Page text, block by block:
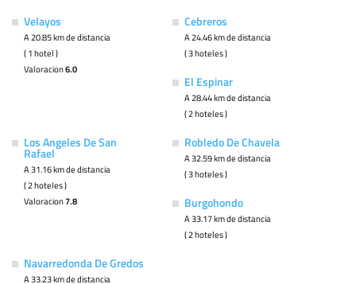
Velayos
A 20.85 km de distancia
( 1 hotel )
Valoracion6.0
Cebreros
A 24.46 km de distancia
( 3 hoteles )
El Espinar
A 28.44 km de distancia
( 2 hoteles )
Los Angeles De San
Rafael
A 31.16 km de distancia
( 2 hoteles )
Valoracion7.8
Robledo De Chavela
A 32.59 km de distancia
( 3 hoteles )
Burgohondo
A 33.17 km de distancia
( 2 hoteles )
Navarredonda De Gredos
A 33.23 km de distancia